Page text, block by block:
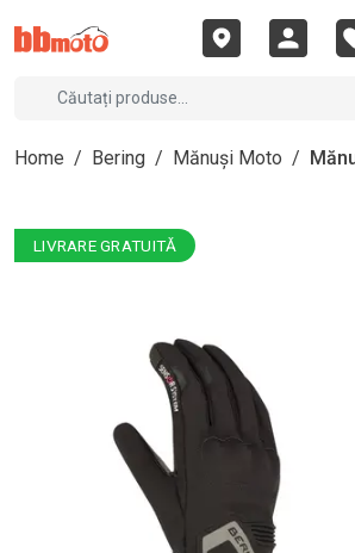
Home / Bering / Mănuși Moto /
LIVRARE GRATUITĂ